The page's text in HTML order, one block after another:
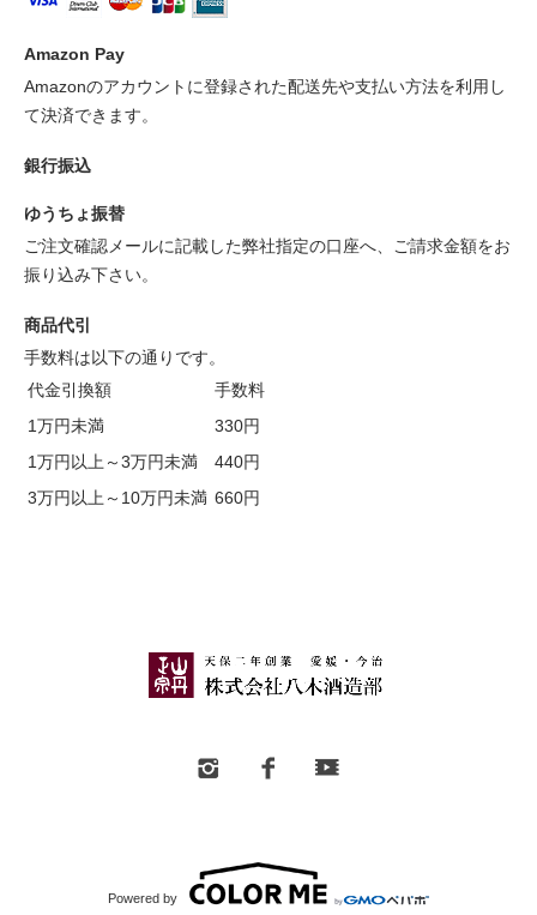
Amazon Pay
Amazonのアカウントに登録された配送先や支払い方法を利用し
て決済できます。
銀行振込
ゆうちょ振替
ご注文確認メールに記載した弊社指定の口座へ、ご請求金額をお
振り込み下さい。
商品代引
手数料は以下の通りです。
代金引換額
手数料
1万円未満
330円
1万円以上～3万円未満
440円
3万円以上～10万円未満 660円
Powered by